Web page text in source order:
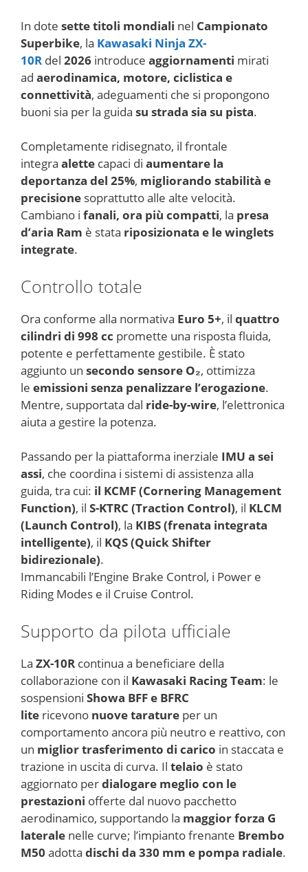
In dote sette titoli mondiali nel Campionato
Superbike, la Kawasaki Ninja ZX-
10R del 2026 introduce aggiornamenti mirati
ad aerodinamica, motore, ciclistica e
connettività, adeguamenti che si propongono
buoni sia per la guida su strada sia su pista.
Completamente ridisegnato, il frontale
integra alette capaci di aumentare la
deportanza del 25%, migliorando stabilità e
precisione soprattutto alle alte velocità.
Cambiano i fanali, ora più compatti, la presa
d’aria Ram è stata riposizionata e le winglets
integrate.
Controllo totale
Ora conforme alla normativa Euro 5+, il quattro
cilindri di 998 cc promette una risposta fluida,
potente e perfettamente gestibile. È stato
aggiunto un secondo sensore O₂, ottimizza
le emissioni senza penalizzare l’erogazione.
Mentre, supportata dal ride-by-wire, l’elettronica
aiuta a gestire la potenza.
Passando per la piattaforma inerziale IMU a sei
assi, che coordina i sistemi di assistenza alla
guida, tra cui: il KCMF (Cornering Management
Function), il S-KTRC (Traction Control), il KLCM
(Launch Control), la KIBS (frenata integrata
intelligente), il KQS (Quick Shifter
bidirezionale).
Immancabili l’Engine Brake Control, i Power e
Riding Modes e il Cruise Control.
Supporto da pilota ufficiale
La ZX-10R continua a beneficiare della
collaborazione con il Kawasaki Racing Team: le
sospensioni Showa BFF e BFRC
lite ricevono nuove tarature per un
comportamento ancora più neutro e reattivo, con
un miglior trasferimento di carico in staccata e
trazione in uscita di curva. Il telaio è stato
aggiornato perdialogare meglio con le
prestazioni offerte dal nuovo pacchetto
aerodinamico, supportando la maggior forza G
laterale nelle curve; l’impianto frenante Brembo
M50 adotta dischi da 330 mm e pompa radiale.